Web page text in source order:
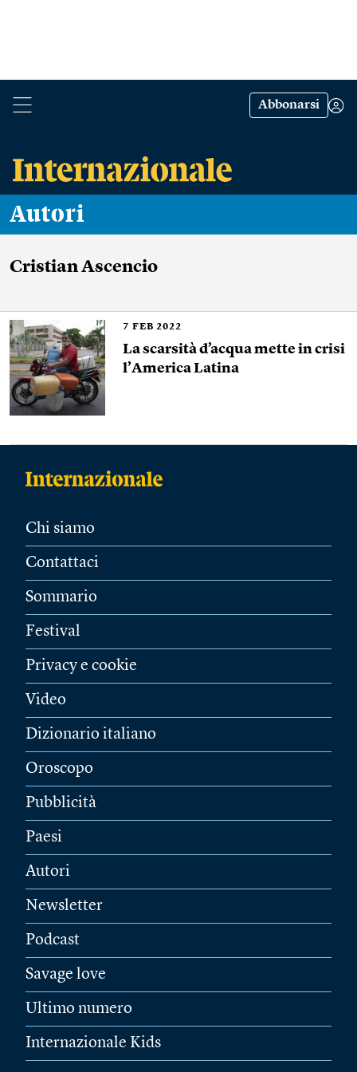
Abbonarsi
Autori
Cristian Ascencio
7 FEB 2022
La scarsità d’acqua mette in crisi
l’America Latina
Chi siamo
Contattaci
Sommario
Festival
Privacy e cookie
Video
Dizionario italiano
Oroscopo
Pubblicità
Paesi
Autori
Newsletter
Podcast
Savage love
Ultimo numero
Internazionale Kids